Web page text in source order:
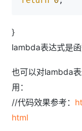
}
lambda表达式是函
也可以对lambda
用：
//代码效果参考：
html